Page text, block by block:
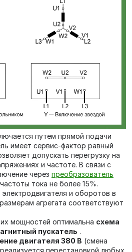
путем прямой подачи
имеет сервис-фактор равный
допускать перегрузку на
и частоте. В связи с
через преобразователь
тока не более 15%.
и оборотов в
агрегата соответствуют
мощностей оптимальна схема
пускатель .
двигателя 380 В (смена
перестановкой любых